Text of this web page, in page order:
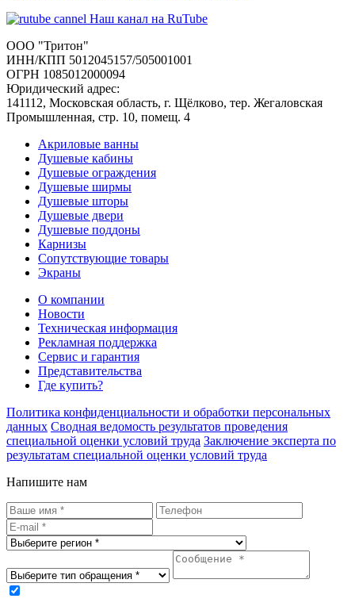
Наш канал на RuTube
ООО "Тритон"
ИНН/КПП 5012045157/505001001
ОГРН 1085012000094
Юридический адрес:
141112, Московская область, г. Щёлково, тер. Жегаловская
Промышленная, стр. 10, помещ. 4
Акриловые ванны
Душевые кабины
Душевые ограждения
Душевые ширмы
Душевые шторы
Душевые двери
Душевые поддоны
Карнизы
Сопутствующие товары
Экраны
О компании
Новости
Техническая информация
Рекламная поддержка
Сервис и гарантия
Представительства
Где купить?
Политика конфиденциальности и обработки персональных
данных Сводная ведомость результатов проведения
специальной оценки условий труда Заключение эксперта по
результатам специальной оценки условий труда
Напишите нам